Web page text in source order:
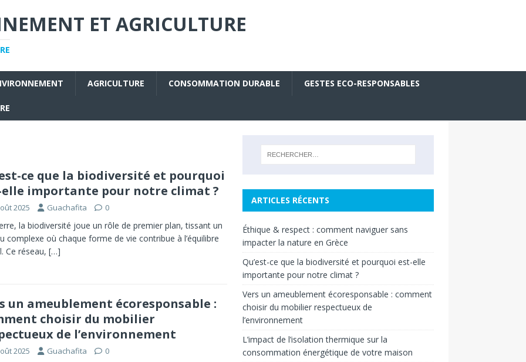
ET AGRICULTURE
AGRICULTURE CONSOMMATION DURABLE GESTES ECO-RESPONSABLES
ce que la biodiversité et pourquoi
elle importante pour notre climat ?
2025 Guachafita 0
la biodiversité joue un rôle de premier plan, tissant un
complexe où chaque forme de vie contribue à l’équilibre
Ce réseau, […]
un ameublement écoresponsable :
choisir du mobilier
de l’environnement
2025 Guachafita 0
ARTICLES RÉCENTS
Éthique & respect : comment naviguer sans
impacter la nature en Grèce
Qu’est-ce que la biodiversité et pourquoi est-elle
importante pour notre climat ?
Vers un ameublement écoresponsable : comment
choisir du mobilier respectueux de
l’environnement
L’impact de l’isolation thermique sur la
consommation énergétique de votre maison